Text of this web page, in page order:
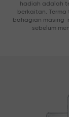
hadiah adalah
berkaitan.
bahagian masing-
sebelum